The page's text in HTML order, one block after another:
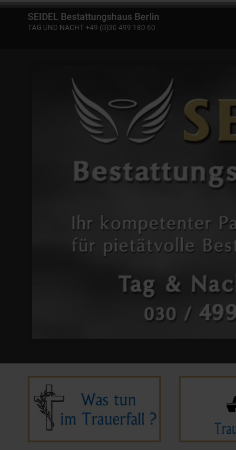
SEIDEL Bestattungshaus Berlin
TAG UND NACHT +49 (0)30 499 180 60